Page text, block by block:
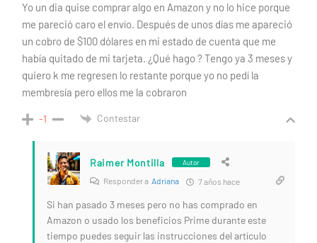
Yo un dia quise comprar algo en Amazon y no lo hice porque
me pareció caro el envío. Después de unos días me apareció
un cobro de $100 dólares en mi estado de cuenta que me
había quitado de mi tarjeta. ¿Qué hago ? Tengo ya 3 meses y
quiero k me regresen lo restante porque yo no pedí la
membresía pero ellos me la cobraron
-1 Contestar
Raimer Montilla Autor
Responder a Adriana 7 años hace
Si han pasado 3 meses pero no has comprado en
Amazon o usado los beneficios Prime durante este
tiempo puedes seguir las instrucciones del artículo